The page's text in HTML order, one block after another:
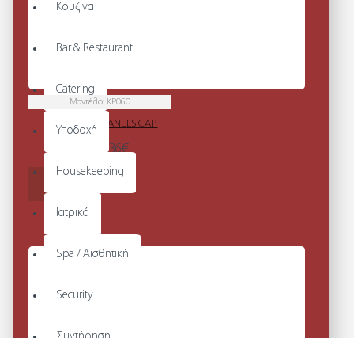
Κουζίνα
Bar & Restaurant
Catering
Υποδοχή
Housekeeping
Ιατρικά
Spa / Αισθητική
Security
Μοντέλο: KP060
HAVANA - 3 PANELS CAP
Από 17,36€